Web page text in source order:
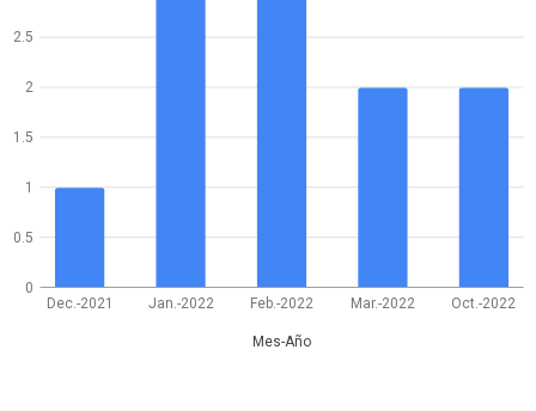
Dec.-2021 Jan.-2022 Feb.-2022 Mar.-2022 Oct.-2022
Mes-Año
0
0.5
1
1.5
2
2.5